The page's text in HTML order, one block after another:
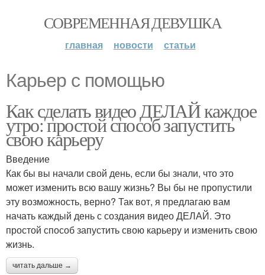
СОВРЕМЕННАЯ ДЕВУШКА
главная новости статьи
Карьер с помощью
Как сделать видео ДЕЛАЙ каждое
утро: простой способ запустить
свою карьеру
Введение
Как бы вы начали свой день, если бы знали, что это
может изменить всю вашу жизнь? Вы бы не пропустили
эту возможность, верно? Так вот, я предлагаю вам
начать каждый день с создания видео ДЕЛАЙ. Это
простой способ запустить свою карьеру и изменить свою
жизнь.
читать дальше →